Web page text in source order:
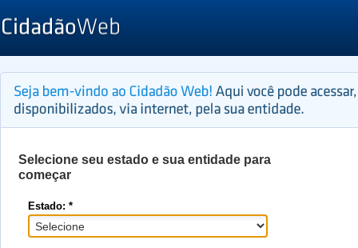
Selecione seu estado e sua entidade para
começar
Estado: *